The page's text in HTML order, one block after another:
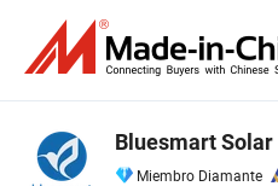
Bluesmart Solar
Miembro Diamante